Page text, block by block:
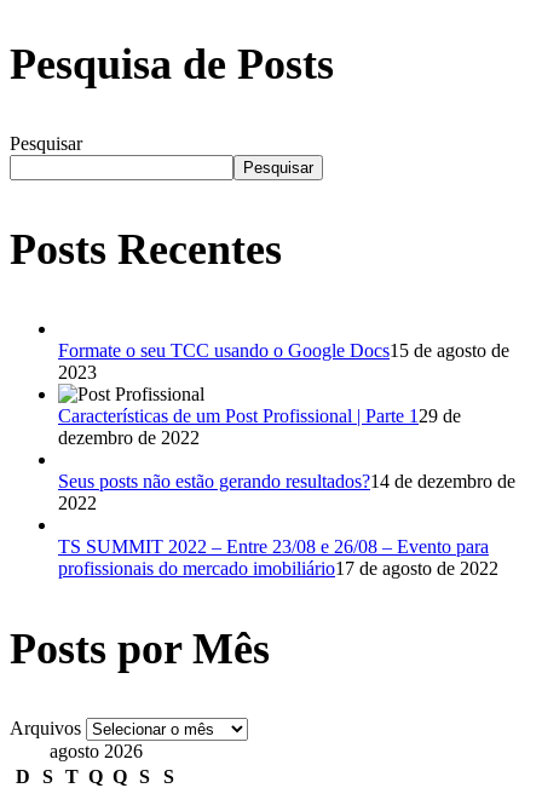
Pesquisa de Posts
Pesquisar
Pesquisar
Posts Recentes
Formate o seu TCC usando o Google Docs15 de agosto de
2023
Características de um Post Profissional | Parte 1 29 de
dezembro de 2022
Seus posts não estão gerando resultados?14 de dezembro de
2022
TS SUMMIT 2022 – Entre 23/08 e 26/08 – Evento para
profissionais do mercado imobiliário17 de agosto de 2022
Posts por Mês
Arquivos
agosto 2026
D
S T Q Q S
S